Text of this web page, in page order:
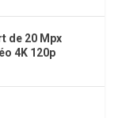
de 20 Mpx
4K 120p